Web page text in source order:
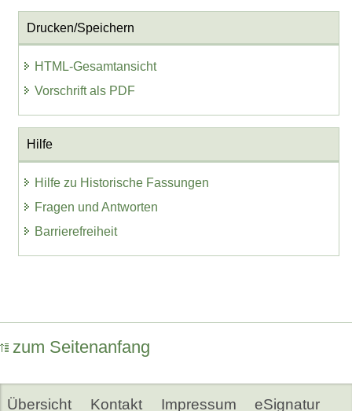
Drucken/Speichern
HTML-Gesamtansicht
Vorschrift als PDF
Hilfe
Hilfe zu Historische Fassungen
Fragen und Antworten
Barrierefreiheit
zum Seitenanfang
Übersicht Kontakt Impressum eSignatur